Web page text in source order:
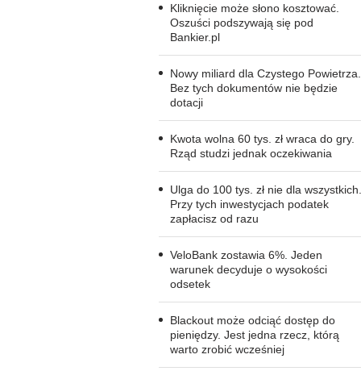
Kliknięcie może słono kosztować.
Oszuści podszywają się pod
Bankier.pl
Nowy miliard dla Czystego Powietrza.
Bez tych dokumentów nie będzie
dotacji
Kwota wolna 60 tys. zł wraca do gry.
Rząd studzi jednak oczekiwania
Ulga do 100 tys. zł nie dla wszystkich.
Przy tych inwestycjach podatek
zapłacisz od razu
VeloBank zostawia 6%. Jeden
warunek decyduje o wysokości
odsetek
Blackout może odciąć dostęp do
pieniędzy. Jest jedna rzecz, którą
warto zrobić wcześniej